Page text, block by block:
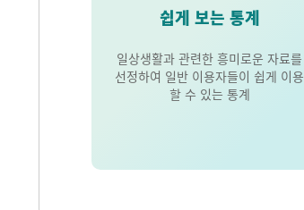
쉽게 보는 통계
일상생활과 관련한 흥미로운 자료를
선정하여 일반 이용자들이 쉽게 이용
할 수 있는 통계